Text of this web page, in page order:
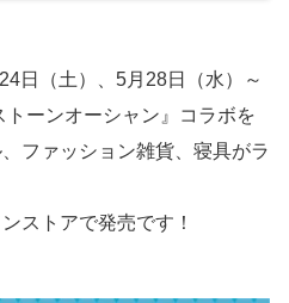
日（土）、5月28日（水）～
トーンオーシャン』コラボを
ファッション雑貨、寝具がラ
ストアで発売です！